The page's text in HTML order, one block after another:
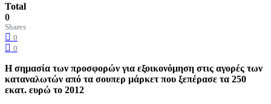
Total
0
Shares
0
0
Η σημασία των προσφορών για εξοικονόμηση στις αγορές των
καταναλωτών από τα σουπερ μάρκετ που ξεπέρασε τα 250
εκατ. ευρώ το 2012